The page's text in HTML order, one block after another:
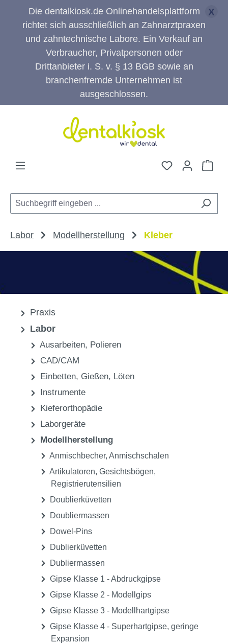
X
Die dentalkiosk.de Onlinehandelsplattform
richtet sich ausschließlich an Zahnarztpraxen
und zahntechnische Labore. Ein Verkauf an
Verbraucher, Privatpersonen oder
Drittanbieter i. S. v. § 13 BGB sowie an
branchenfremde Unternehmen ist
ausgeschlossen.
Zum Hauptinhalt springen
Du hast 0
Labor Modellherstellung Kleber
Praxis
Labor
Ausarbeiten, Polieren
CAD/CAM
Einbetten, Gießen, Löten
Instrumente
Kieferorthopädie
Laborgeräte
Modellherstellung
Anmischbecher, Anmischschalen
Artikulatoren, Gesichtsbögen,
Registrierutensilien
Doublierküvetten
Doubliermassen
Dowel-Pins
Dublierküvetten
Dubliermassen
Gipse Klasse 1 - Abdruckgipse
Gipse Klasse 2 - Modellgips
Gipse Klasse 3 - Modellhartgipse
Gipse Klasse 4 - Superhartgipse, geringe
Expansion